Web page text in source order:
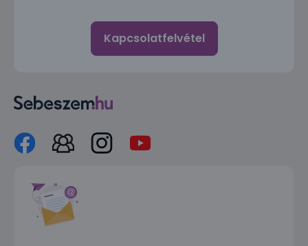
Kapcsolatfelvétel